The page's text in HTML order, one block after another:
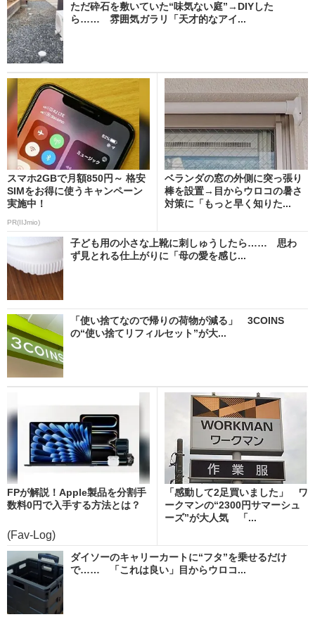
ただ砕石を敷いていた“味気ない庭”→DIYした
ら…… 雰囲気ガラリ「天才的なアイ...
スマホ2GBで月額850円～ 格安
SIMをお得に使うキャンペーン
実施中！
PR(IIJmio)
ベランダの窓の外側に突っ張り
棒を設置→目からウロコの暑さ
対策に「もっと早く知りた...
子ども用の小さな上靴に刺しゅうしたら…… 思わ
ず見とれる仕上がりに「母の愛を感じ...
「使い捨てなので帰りの荷物が減る」 3COINS
の“使い捨てリフィルセット”が大...
FPが解説！Apple製品を分割手
数料0円で入手する方法とは？
(Fav-Log)
「感動して2足買いました」 ワ
ークマンの“2300円サマーシュ
ーズ”が大人気 「...
ダイソーのキャリーカートに“フタ”を乗せるだけ
で…… 「これは良い」目からウロコ...